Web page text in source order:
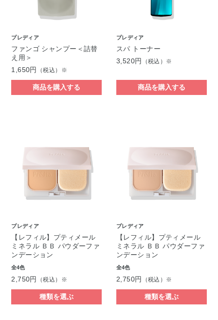
プレディア
ファンゴ シャンプー＜詰替
え用＞
1,650円
（税込）※
商品を購入する
プレディア
スパ トーナー
3,520円
（税込）※
商品を購入する
プレディア
【レフィル】プティメール
ミネラル ＢＢ パウダーファ
ンデーション
全4色
2,750円 （税込）※
種類を選ぶ
プレディア
【レフィル】プティメール
ミネラル ＢＢ パウダーファ
ンデーション
全4色
2,750円 （税込）※
種類を選ぶ